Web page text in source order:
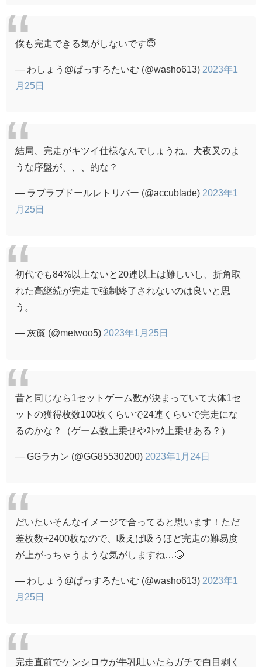
僕も完走できる気がしないです😇
— わしょう@ぱっすろたいむ (@washo613) 2023年1
月25日
結局、完走がキツイ仕様なんでしょうね。犬夜叉のよ
うな序盤が、、、的な？
— ラブラブドールレトリバー (@accublade) 2023年1
月25日
初代でも84%以上ないと20連以上は難しいし、折角取
れた高継続が完走で強制終了されないのは良いと思
う。
— 灰簾 (@metwoo5) 2023年1月25日
昔と同じなら1セットゲーム数が決まっていて大体1セ
ットの獲得枚数100枚くらいで24連くらいで完走にな
るのかな？（ゲーム数上乗せやｽﾄｯｸ上乗せある？）
— GGラカン (@GG85530200) 2023年1月24日
だいたいそんなイメージで合ってると思います！ただ
差枚数+2400枚なので、吸えば吸うほど完走の難易度
が上がっちゃうような気がしますね…🙄
— わしょう@ぱっすろたいむ (@washo613) 2023年1
月25日
完走直前でケンシロウが牛乳吐いたらガチで白目剥く